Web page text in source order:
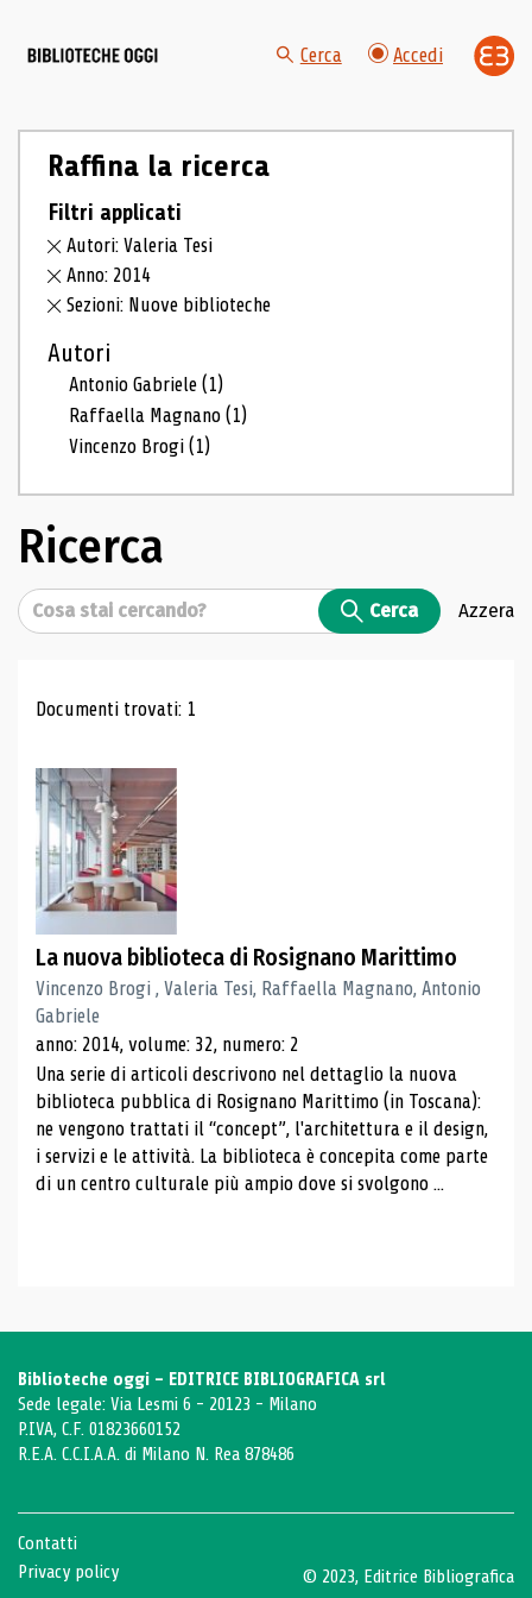
Cerca Accedi
Raffina la ricerca
Filtri applicati
Autori: Valeria Tesi
Anno: 2014
Sezioni: Nuove biblioteche
Autori
Antonio Gabriele(1)
Raffaella Magnano(1)
Vincenzo Brogi(1)
Ricerca
Cerca Cerca Azzera
Risultati di ricerca
Documenti trovati: 1
La nuova biblioteca di Rosignano Marittimo
Vincenzo Brogi , Valeria Tesi, Raffaella Magnano, Antonio
Gabriele
anno: 2014, volume: 32, numero: 2
Una serie di articoli descrivono nel dettaglio la nuova
biblioteca pubblica di Rosignano Marittimo (in Toscana):
ne vengono trattati il ​​“concept”, l'architettura e il design,
i servizi e le attività. La biblioteca è concepita come parte
di un centro culturale più ampio dove si svolgono ...
Biblioteche oggi - EDITRICE BIBLIOGRAFICA srl
Sede legale: Via Lesmi 6 - 20123 - Milano
P.IVA, C.F. 01823660152
R.E.A. C.C.I.A.A. di Milano N. Rea 878486
Contatti
Privacy policy
© 2023, Editrice Bibliografica